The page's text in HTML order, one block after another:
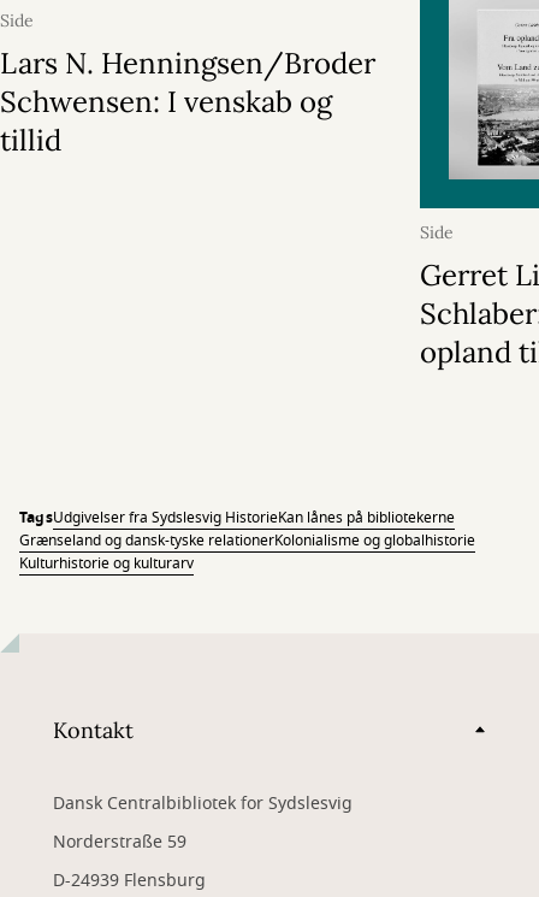
Side
Lars N. Henningsen/Broder
Schwensen: I venskab og
tillid
Side
Gerret
opland
TagsUdgivelser fra Sydslesvig HistorieKan lånes på bibliotekerne
Grænseland og dansk-tyske relationerKolonialisme og globalhistorie
Kulturhistorie og kulturarv
Kontakt
Dansk Centralbibliotek for Sydslesvig
Norderstraße 59
D-24939 Flensburg